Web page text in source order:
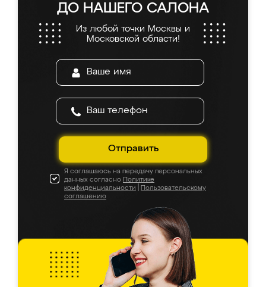
ДО НАШЕГО САЛОНА
Из любой точки Москвы и
Московской области!
Отправить
Я соглашаюсь на передачу персональных
данных согласно Политике
конфиденциальности
Пользовательскому
соглашению